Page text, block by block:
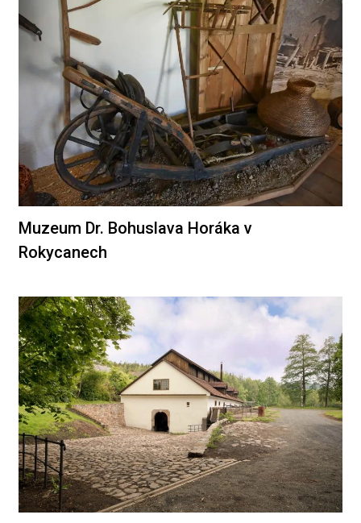
Muzeum Dr. Bohuslava Horáka v
Rokycanech